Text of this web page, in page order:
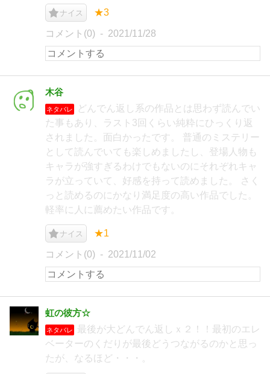
ナイス ★3
コメント(0) 2021/11/28
木谷
ネタバレ
どんでん返し系の作品とは思わず読んでい
た事もあり、ラスト3回くらい純粋にひっくり返
されました。面白かったです。 普通のミステリー
として読んでいても楽しめましたし、登場人物も
キャラが強すぎるわけでもないのにそれぞれキャ
ラが立っていて、好感を持って読めました。 さく
っと読めるのにかなり満足度の高い作品でした。
軽率に人に薦めたい作品です。
ナイス ★1
コメント(0) 2021/11/02
虹の彼方☆
ネタバレ
最後が大どんでん返しｘ２！！最初のエレ
ベーターのくだりが最後どうつながるのかと思っ
たが、なるほど・・・。